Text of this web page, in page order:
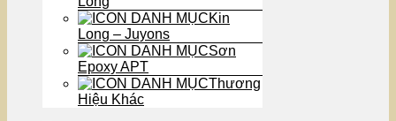
Kin
Long – Juyons
Sơn
Epoxy APT
Thương
Hiệu Khác